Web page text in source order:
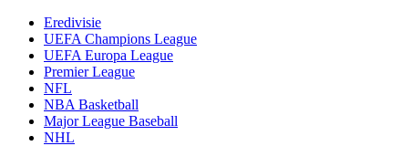
Eredivisie
UEFA Champions League
UEFA Europa League
Premier League
NFL
NBA Basketball
Major League Baseball
NHL